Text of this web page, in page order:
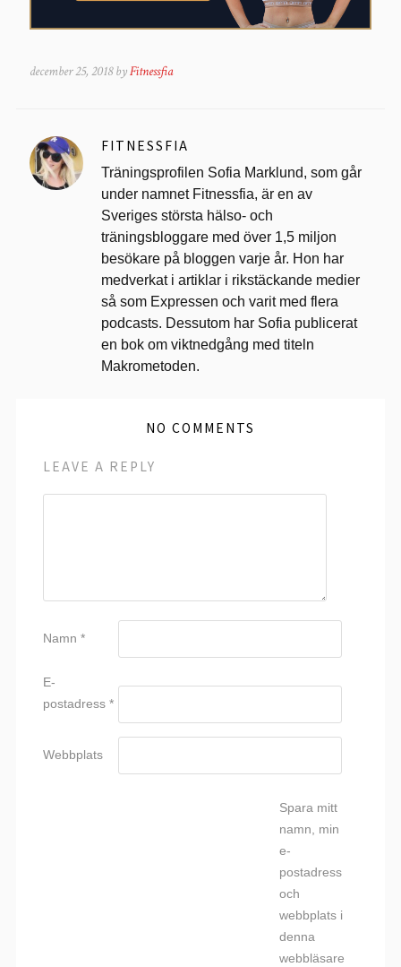
december 25, 2018 byFitnessfia
FITNESSFIA
Träningsprofilen Sofia Marklund, som går
under namnet Fitnessfia, är en av
Sveriges största hälso- och
träningsbloggare med över 1,5 miljon
besökare på bloggen varje år. Hon har
medverkat i artiklar i rikstäckande medier
så som Expressen och varit med flera
podcasts. Dessutom har Sofia publicerat
en bok om viktnedgång med titeln
Makrometoden.
NO COMMENTS
LEAVE A REPLY
Namn *
E-
postadress *
Webbplats
Spara mitt
namn, min
e-
postadress
och
webbplats i
denna
webbläsare